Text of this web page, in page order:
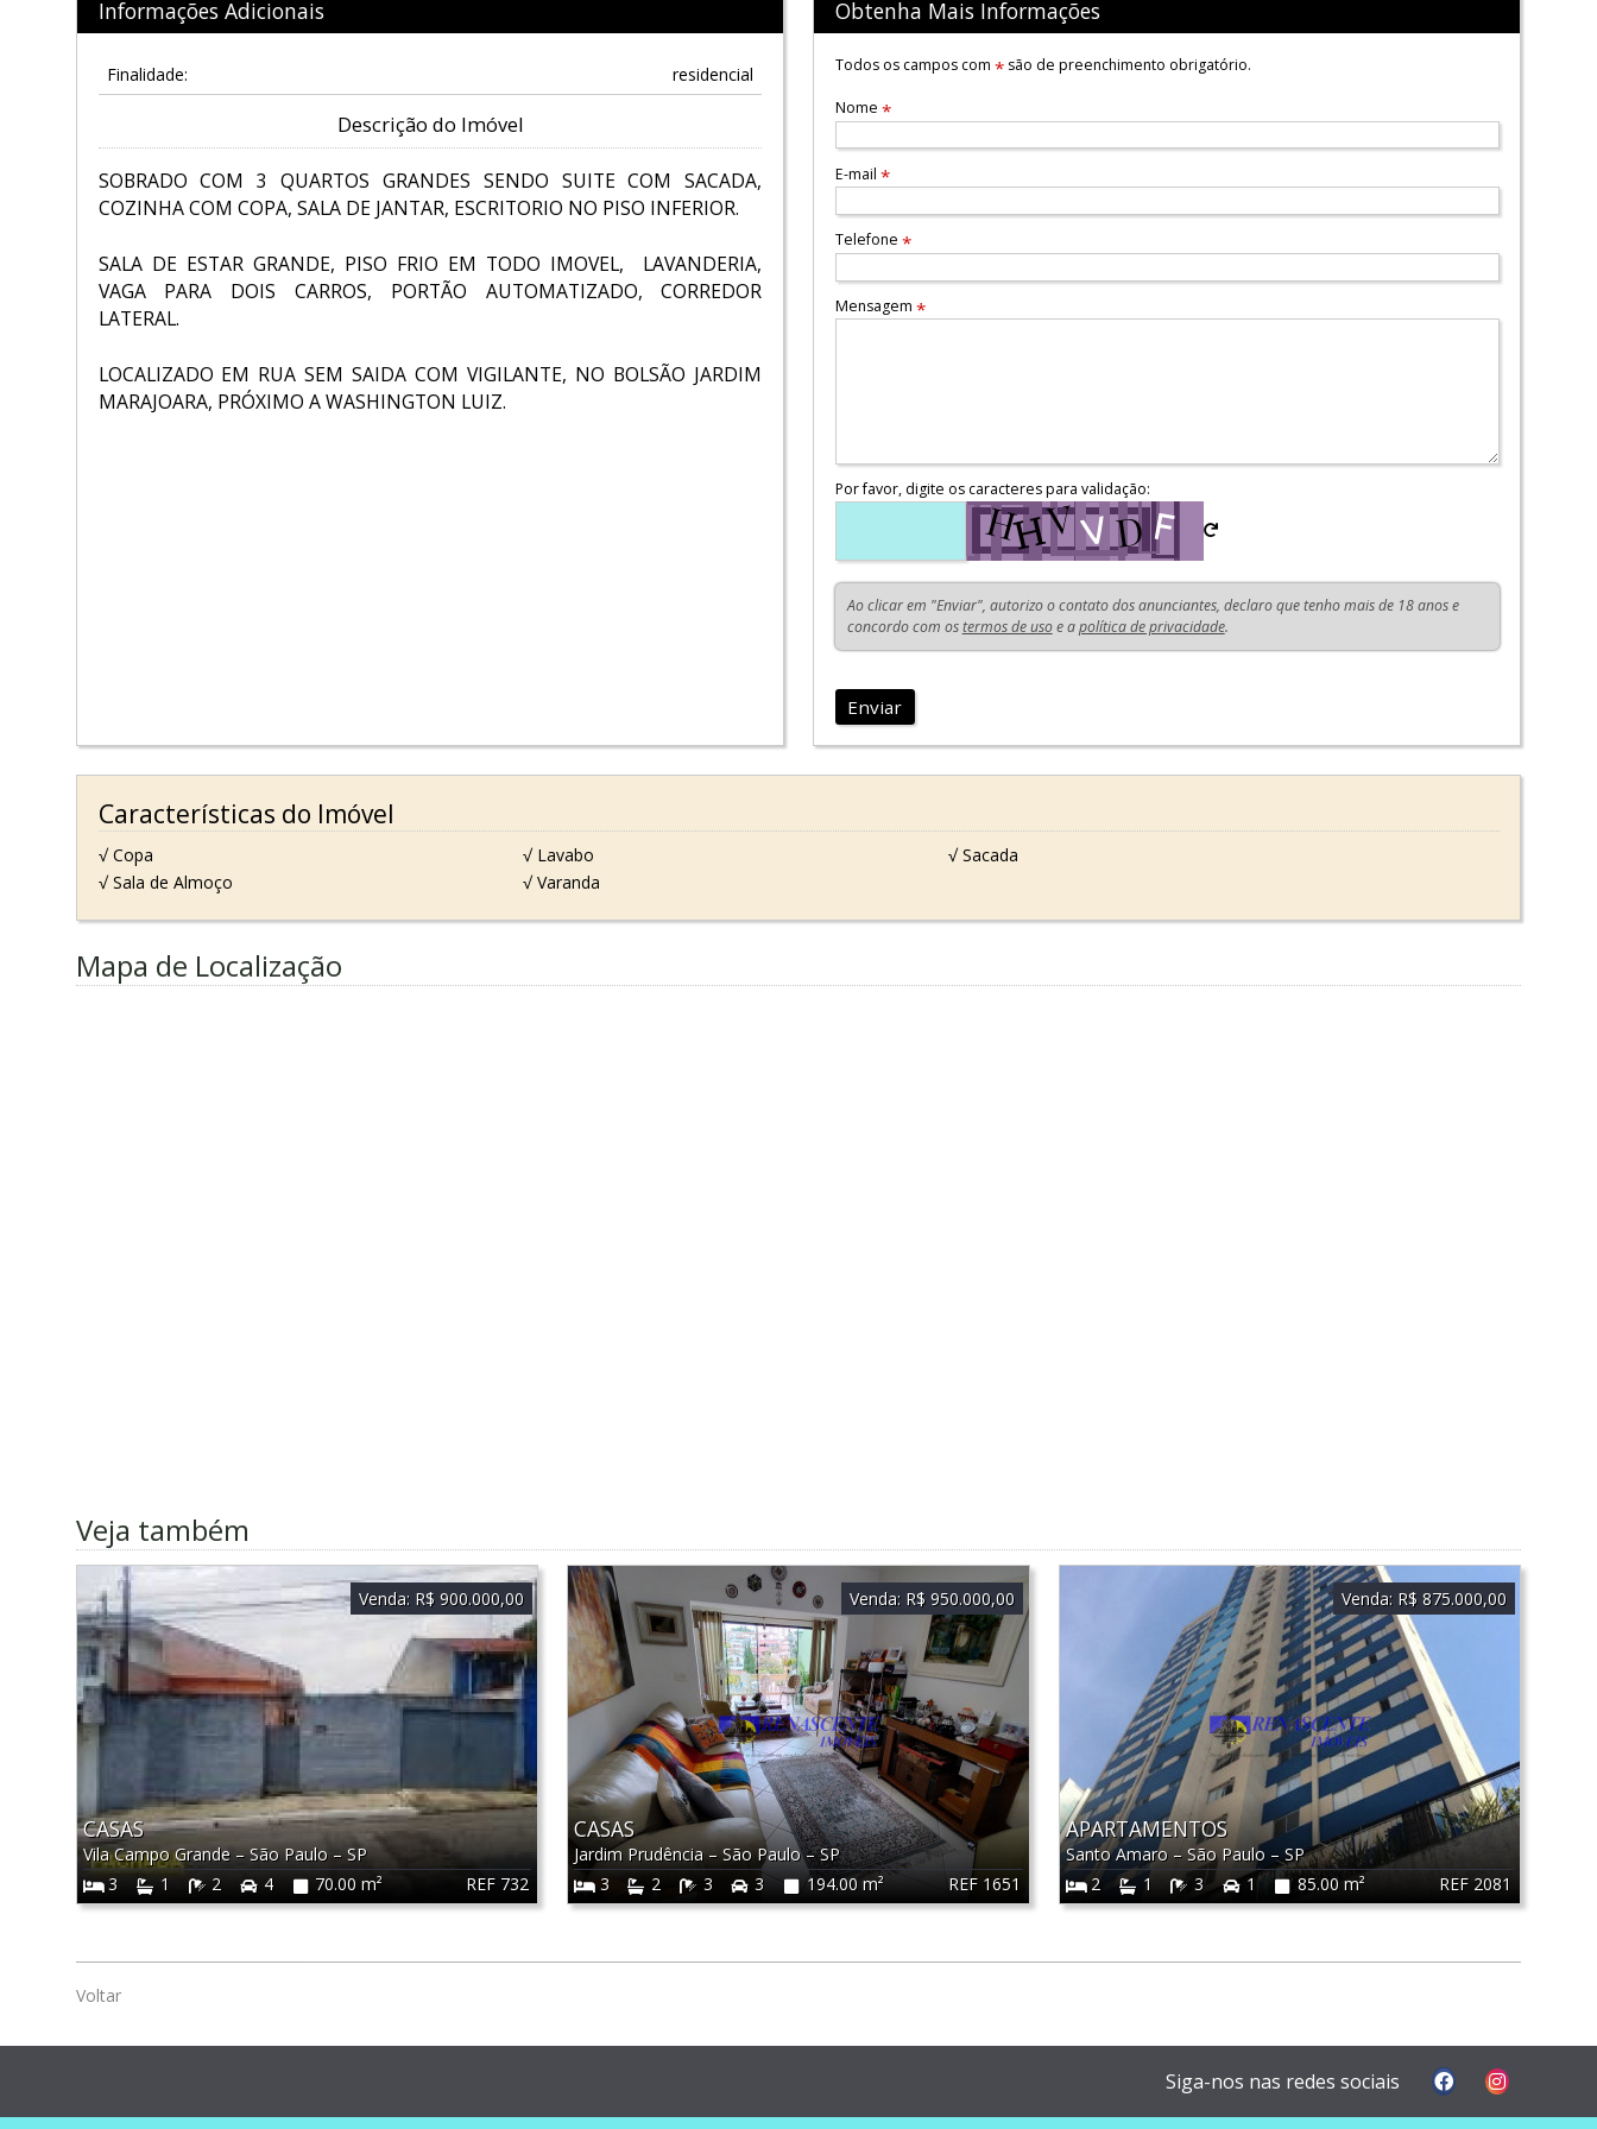
Informações Adicionais
Finalidade: residencial
Descrição do Imóvel
SOBRADO COM 3 QUARTOS GRANDES SENDO SUITE COM SACADA,
COZINHA COM COPA, SALA DE JANTAR, ESCRITORIO NO PISO INFERIOR.
SALA DE ESTAR GRANDE, PISO FRIO EM TODO IMOVEL, LAVANDERIA,
VAGA PARA DOIS CARROS, PORTÃO AUTOMATIZADO, CORREDOR
LATERAL.
LOCALIZADO EM RUA SEM SAIDA COM VIGILANTE, NO BOLSÃO JARDIM
MARAJOARA, PRÓXIMO A WASHINGTON LUIZ.
Obtenha Mais Informações
Todos os campos com *são de preenchimento obrigatório.
Nome *
E-mail *
Telefone *
Mensagem *
Por favor, digite os caracteres para validação:
Ao clicar em "Enviar", autorizo o contato dos anunciantes, declaro que tenho mais de 18 anos e
concordo com ostermos de usoe apolítica de privacidade.
Enviar
Características do Imóvel
√ Copa √ Lavabo
√ Sacada
√ Sala de Almoço
√ Varanda
Mapa de Localização
Veja também
REF 732
CASAS
Vila Campo Grande–São Paulo– SP
3
1 2 4 70.00 m²
Venda: R$ 900.000,00
REF 1651
CASAS
Jardim Prudência–São Paulo–SP
3
2 3 3 194.00 m²
Venda: R$ 950.000,00
REF 2081
APARTAMENTOS
Santo Amaro – São Paulo –SP
2
1 3 1 85.00 m²
Venda: R$ 875.000,00
Voltar
Siga-nos nas redes sociais